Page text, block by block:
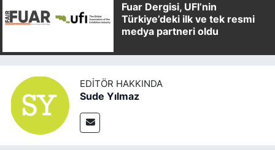
Fuar Dergisi, UFI’nin
Türkiye’deki ilk ve tek resmi
medya partneri oldu
EDITÖR HAKKINDA
Sude Yılmaz